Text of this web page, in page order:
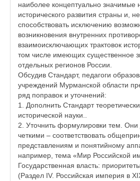
наиболее концептуально значимые
исторического развития страны и,
способствовать исключению
возникновения внутренних
взаимоисключающих трактовок
том числе имеющих существенное
отдельных регионов России.
Обсудив Стандарт, педагоги
учреждений Мурманской области
ряд поправок и уточнений:
1. Дополнить Стандарт
исторической науки..
2. Уточнить формулировки тем.
четкими – соответствовать
представлениям и понятийному
например, тема «Мир Российской
Государственная власть:
(Раздел IV. Российская империя в